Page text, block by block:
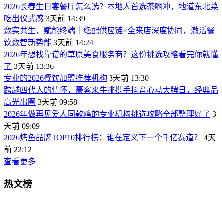
2026长春生日宴餐厅怎么选？本地人首选茶啊冲，地道东北菜
吃出仪式感 3天前 14:39
数实共生，赋能终端｜绝配供应链×全来店深度协同，激活餐
饮数智新势能 3天前 14:24
2026年想找靠谱的草原美食服务商？这份挑选攻略看完你就懂
了 3天前 13:36
专业的2026餐饮加盟推荐机构 3天前 13:30
跨越四代人的情怀，豪客来牛排携手抖音心动大牌日，经典品
高光出圈 3天前 09:58
2026年做再见爱人同款鸡的专业机构挑选攻略全部整理好了 3
天前 09:09
2026烤鱼品牌TOP10排行榜：谁在定义下一个千亿赛道？
4天
前 22:12
查看更多
热文榜